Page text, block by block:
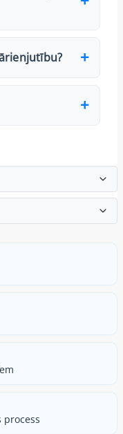
process